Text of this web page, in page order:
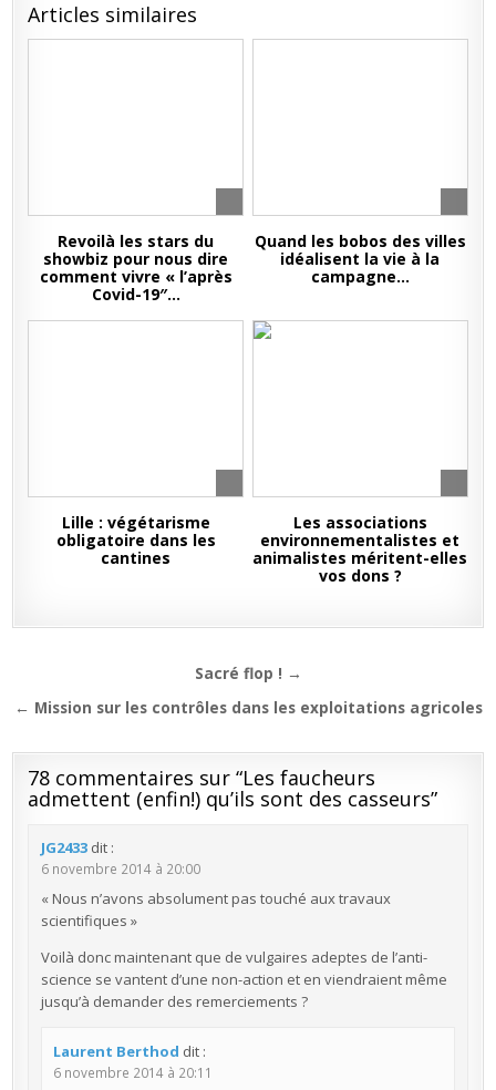
Articles similaires
Revoilà les stars du
showbiz pour nous dire
comment vivre « l’après
Covid-19″…
Quand les bobos des villes
idéalisent la vie à la
campagne…
Lille : végétarisme
obligatoire dans les
cantines
Les associations
environnementalistes et
animalistes méritent-elles
vos dons ?
de
Sacré flop ! →
← Mission sur les contrôles dans les exploitations agricoles
78 commentaires sur “Les faucheurs
admettent (enfin!) qu’ils sont des casseurs”
JG2433 dit :
6 novembre 2014 à 20:00
« Nous n’avons absolument pas touché aux travaux
scientifiques »
Voilà donc maintenant que de vulgaires adeptes de l’anti-
science se vantent d’une non-action et en viendraient même
jusqu’à demander des remerciements ?
Laurent Berthod dit :
6 novembre 2014 à 20:11